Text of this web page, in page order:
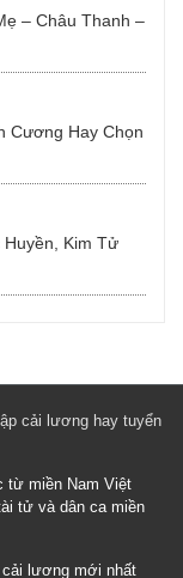
– Châu Thanh –
Cương Hay Chọn
Kim Tử
cải lương hay tuyển
từ miền Nam Việt
tử và dân ca miền
lương mới nhất